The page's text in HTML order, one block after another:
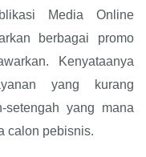
Media Online
berbagai promo
Kenyataanya
yang kurang
setengah yang mana
calon pebisnis.